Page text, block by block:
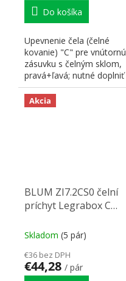
Do košíka
Upevnenie čela (čelné
kovanie) "C" pre vnútornú
zásuvku s čelným sklom,
pravá+ľavá; nutné doplniť
o čelný plech a...
Akcia
BLUM ZI7.2CS0 čelní
príchyt Legrabox C
Skladom (5 pár)
€36 bez DPH
€44,28 / pár